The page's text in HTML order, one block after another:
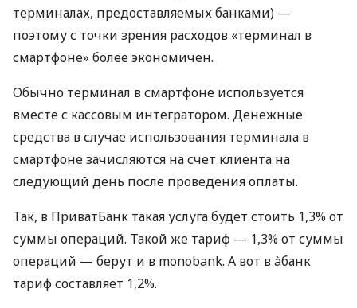
терминалах, предоставляемых банками) —
поэтому с точки зрения расходов «терминал в
смартфоне» более экономичен.
Обычно терминал в смартфоне используется
вместе с кассовым интегратором. Денежные
средства в случае использования терминала в
смартфоне зачисляются на счет клиента на
следующий день после проведения оплаты.
Так, в ПриватБанк такая услуга будет стоить 1,3% от
суммы операций. Такой же тариф — 1,3% от суммы
операций — берут и в monobank. А вот в àбанк
тариф составляет 1,2%.